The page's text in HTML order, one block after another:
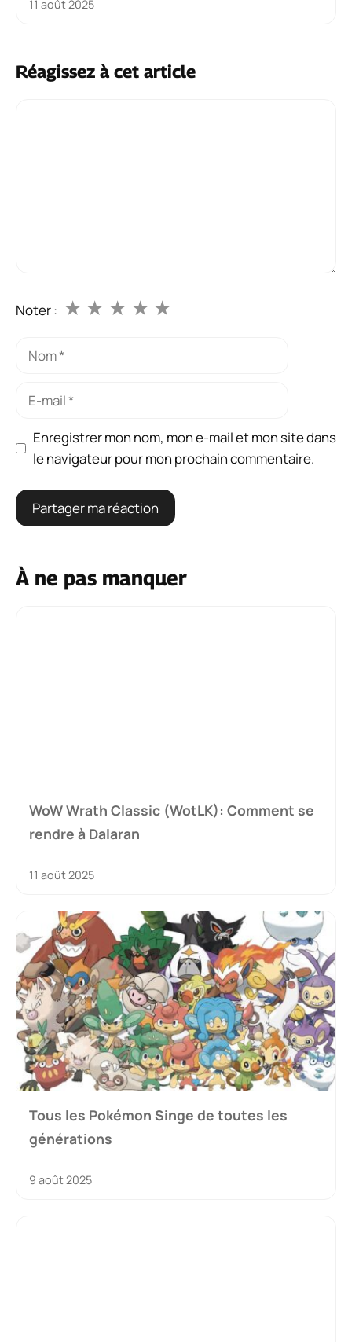
11 août 2025
Réagissez à cet article
Noter : ★
★
★
★
★
Nom
Enregistrer mon nom, mon e-mail et mon site dans
le navigateur pour mon prochain commentaire.
À ne pas manquer
WoW Wrath Classic (WotLK): Comment se
rendre à Dalaran
11 août 2025
Tous les Pokémon Singe de toutes les
générations
9 août 2025